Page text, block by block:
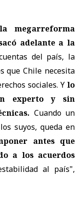
megarreforma
adelante a la
del país, la
que Chile necesita
sociales. Y lo
experto y sin
Cuando un
suyos, queda en
antes que
a los acuerdos
al país",